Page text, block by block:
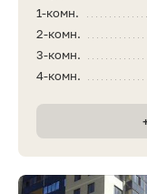
1-комн.
2-комн.
3-комн.
4-комн.